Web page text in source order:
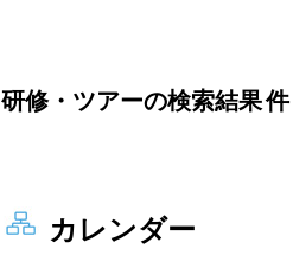
研修・ツアーの検索結果件
カレンダー